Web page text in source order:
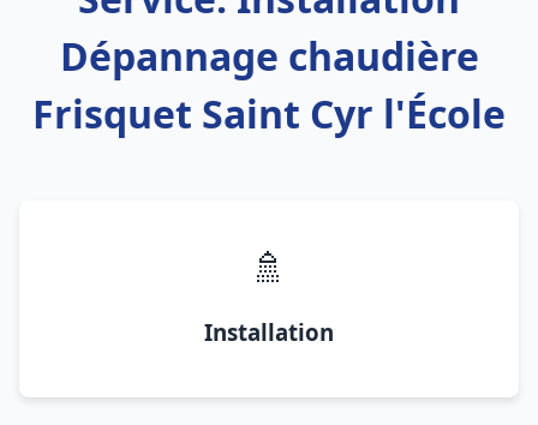
Dépannage chaudière
Frisquet Saint Cyr l'École
🚿
Installation